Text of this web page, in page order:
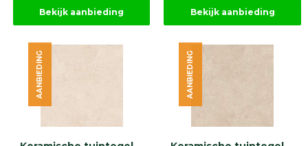
Bekijk aanbieding Bekijk aanbieding
AANBIEDING AANBIEDING